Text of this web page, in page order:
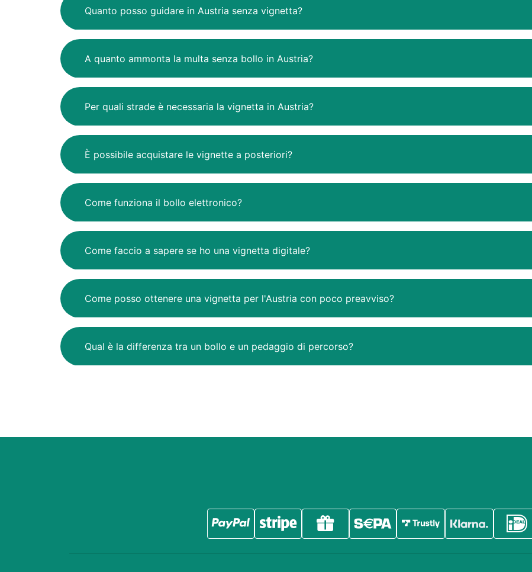
Quanto posso guidare in Austria senza vignetta?
A quanto ammonta la multa senza bollo in Austria?
Per quali strade è necessaria la vignetta in Austria?
È possibile acquistare le vignette a posteriori?
Come funziona il bollo elettronico?
Come faccio a sapere se ho una vignetta digitale?
Come posso ottenere una vignetta per l'Austria con poco preavviso?
Qual è la differenza tra un bollo e un pedaggio di percorso?